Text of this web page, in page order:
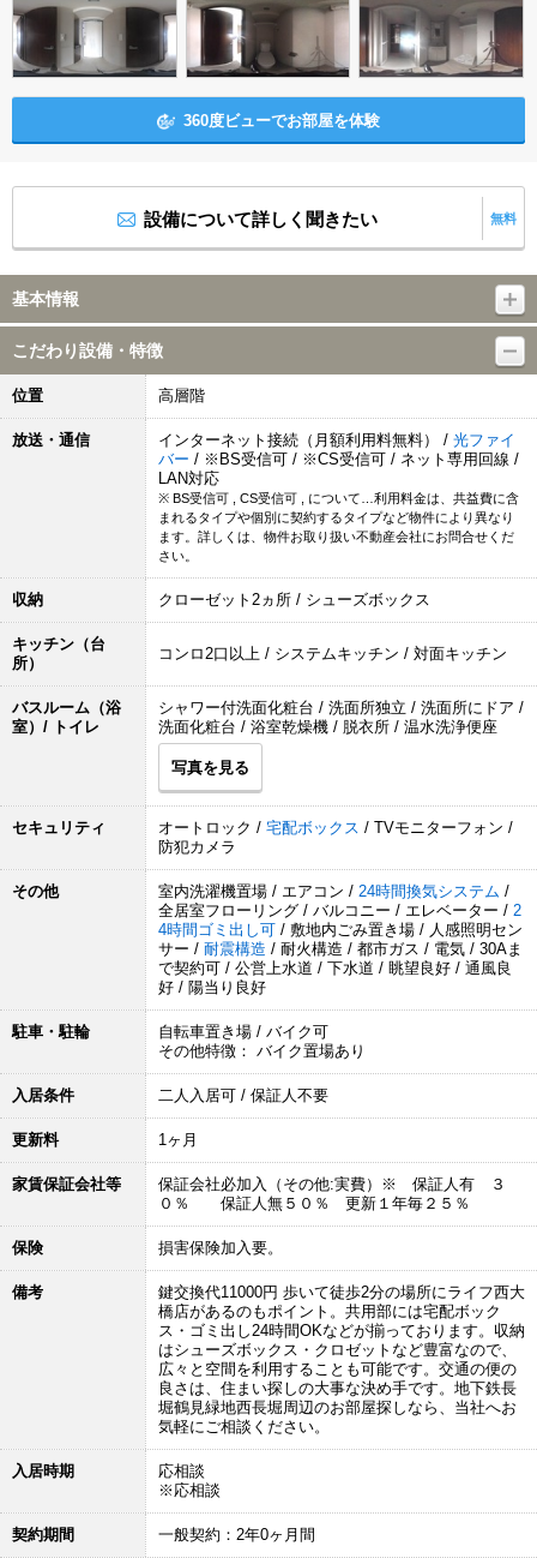
360度ビューでお部屋を体験
設備について詳しく聞きたい 無料
基本情報
こだわり設備・特徴
位置 高層階
放送・通信 インターネット接続（月額利用料無料） / 光ファイ
バー / ※BS受信可 / ※CS受信可 / ネット専用回線 /
LAN対応
※ BS受信可 , CS受信可 , について…利用料金は、共益費に含
まれるタイプや個別に契約するタイプなど物件により異なり
ます。詳しくは、物件お取り扱い不動産会社にお問合せくだ
さい。
収納 クローゼット2ヵ所 / シューズボックス
キッチン（台
所）
コンロ2口以上 / システムキッチン / 対面キッチン
バスルーム（浴
室）/ トイレ
シャワー付洗面化粧台 / 洗面所独立 / 洗面所にドア /
洗面化粧台 / 浴室乾燥機 / 脱衣所 / 温水洗浄便座
写真を見る
セキュリティ オートロック / 宅配ボックス / TVモニターフォン /
防犯カメラ
その他 室内洗濯機置場 / エアコン / 24時間換気システム /
全居室フローリング / バルコニー / エレベーター / 2
4時間ゴミ出し可 / 敷地内ごみ置き場 / 人感照明セン
サー / 耐震構造 / 耐火構造 / 都市ガス / 電気 / 30Aま
で契約可 / 公営上水道 / 下水道 / 眺望良好 / 通風良
好 / 陽当り良好
駐車・駐輪
自転車置き場 / バイク可
その他特徴： バイク置場あり
入居条件 二人入居可 / 保証人不要
更新料 1ヶ月
家賃保証会社等
保証会社必加入（その他:実費）※ 保証人有 ３
０％ 保証人無５０％ 更新１年毎２５％
保険 損害保険加入要。
備考
鍵交換代11000円 歩いて徒歩2分の場所にライフ西大
橋店があるのもポイント。共用部には宅配ボック
ス・ゴミ出し24時間OKなどが揃っております。収納
はシューズボックス・クロゼットなど豊富なので、
広々と空間を利用することも可能です。交通の便の
良さは、住まい探しの大事な決め手です。地下鉄長
堀鶴見緑地西長堀周辺のお部屋探しなら、当社へお
気軽にご相談ください。
入居時期
応相談
※応相談
契約期間 一般契約：2年0ヶ月間